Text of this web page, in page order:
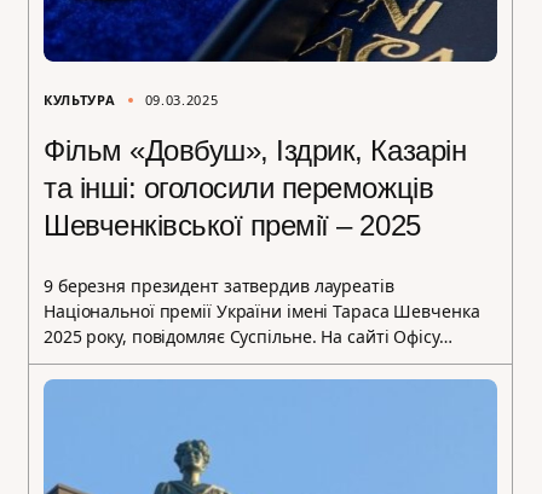
КУЛЬТУРА 09.03.2025
Фільм «Довбуш», Іздрик, Казарін
та інші: оголосили переможців
Шевченківської премії – 2025
9 березня президент затвердив лауреатів
Національної премії України імені Тараса Шевченка
2025 року, повідомляє Суспільне. На сайті Офісу…